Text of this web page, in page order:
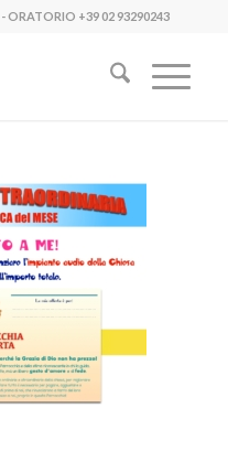
- ORATORIO +39 02 93290243